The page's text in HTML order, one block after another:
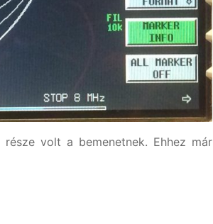
volt a bemenetnek. Ehhez már